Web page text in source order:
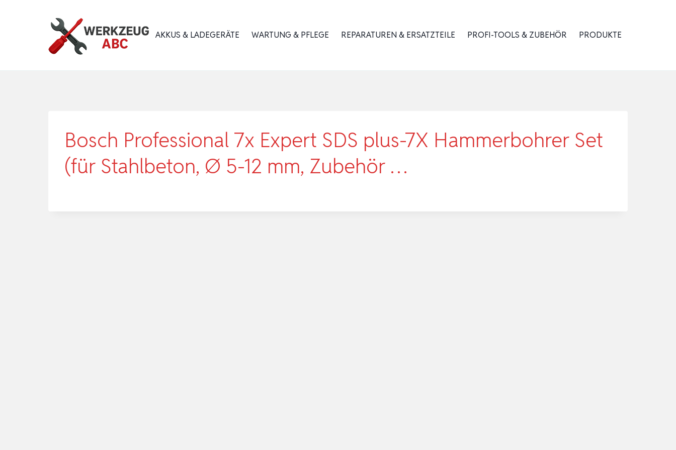
AKKUS & LADEGERÄTE WARTUNG & PFLEGE REPARATUREN & ERSATZTEILE PROFI-TOOLS & ZUBEHÖR PRODUKTE
Bosch Professional 7x Expert SDS plus-7X Hammerbohrer Set
(für Stahlbeton, Ø 5-12 mm, Zubehör …